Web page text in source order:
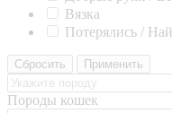
Вязка
Потерялись /
Сбросить Применить
Породы кошек